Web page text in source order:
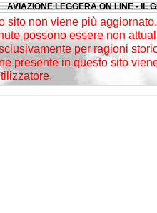
AVIAZIONE LEGGERA ON LINE - IL
sito non viene più
possono essere non
per ragioni
presente in questo sito